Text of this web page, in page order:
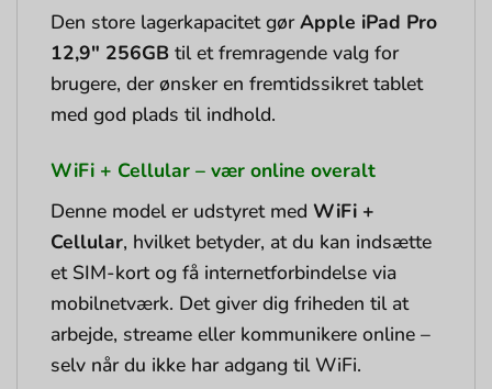
Den store lagerkapacitet gørApple iPad Pro
12,9″ 256GB til et fremragende valg for
brugere, der ønsker en fremtidssikret tablet
med god plads til indhold.
WiFi + Cellular – vær online overalt
Denne model er udstyret med WiFi +
Cellular, hvilket betyder, at du kan indsætte
et SIM-kort og få internetforbindelse via
mobilnetværk. Det giver dig friheden til at
arbejde, streame eller kommunikere online –
selv når du ikke har adgang til WiFi.